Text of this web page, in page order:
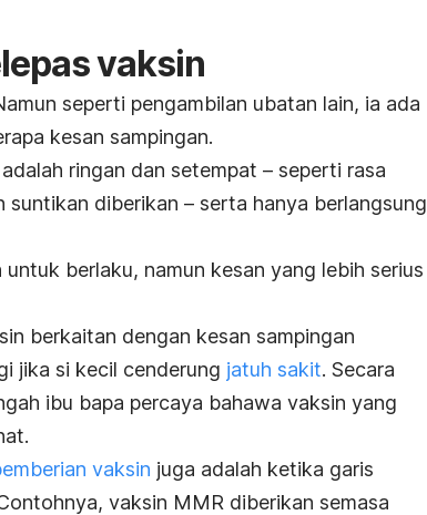
vaksin
seperti pengambilan ubatan lain, ia ada
kesan sampingan.
ringan dan setempat – seperti rasa
diberikan – serta hanya berlangsung
berlaku, namun kesan yang lebih serius
berkaitan dengan kesan sampingan
jika si kecil cenderung jatuh sakit. Secara
ibu bapa percaya bahawa vaksin yang
vaksin juga adalah ketika garis
vaksin MMR diberikan semasa